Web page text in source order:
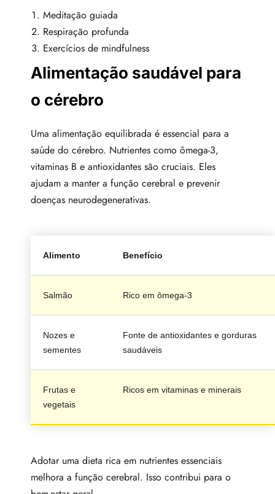
Meditação guiada
Respiração profunda
Exercícios de mindfulness
Alimentação saudável para
o cérebro
Uma alimentação equilibrada é essencial para a
saúde do cérebro. Nutrientes como ômega-3,
vitaminas B e antioxidantes são cruciais. Eles
ajudam a manter a função cerebral e prevenir
doenças neurodegenerativas.
Alimento Benefício
Salmão Rico em ômega-3
Nozes e
sementes
Fonte de antioxidantes e gorduras
saudáveis
Frutas e
vegetais
Ricos em vitaminas e minerais
Adotar uma dieta rica em nutrientes essenciais
melhora a função cerebral. Isso contribui para o